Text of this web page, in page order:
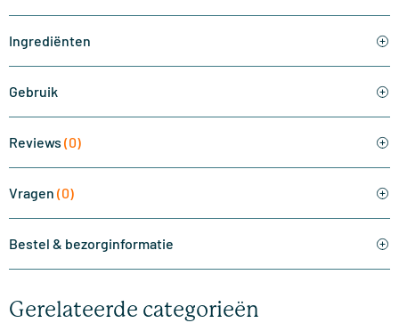
Ingrediënten
Gebruik
Reviews (0)
Vragen (0)
Bestel & bezorginformatie
Gerelateerde categorieën